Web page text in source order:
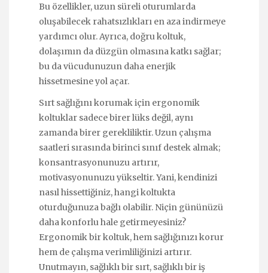
Bu özellikler, uzun süreli oturumlarda
oluşabilecek rahatsızlıkları en aza indirmeye
yardımcı olur. Ayrıca, doğru koltuk,
dolaşımın da düzgün olmasına katkı sağlar;
bu da vücudunuzun daha enerjik
hissetmesine yol açar.
Sırt sağlığını korumak için ergonomik
koltuklar sadece birer lüks değil, aynı
zamanda birer gerekliliktir. Uzun çalışma
saatleri sırasında birinci sınıf destek almak;
konsantrasyonunuzu artırır,
motivasyonunuzu yükseltir. Yani, kendinizi
nasıl hissettiğiniz, hangi koltukta
oturduğunuza bağlı olabilir. Niçin gününüzü
daha konforlu hale getirmeyesiniz?
Ergonomik bir koltuk, hem sağlığınızı korur
hem de çalışma verimliliğinizi artırır.
Unutmayın, sağlıklı bir sırt, sağlıklı bir iş